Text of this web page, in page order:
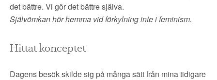
det bättre. Vi gör det bättre själva.
Självömkan hör hemma vid förkylning inte i feminism.
Hittat konceptet
Dagens besök skilde sig på många sätt från mina tidigare